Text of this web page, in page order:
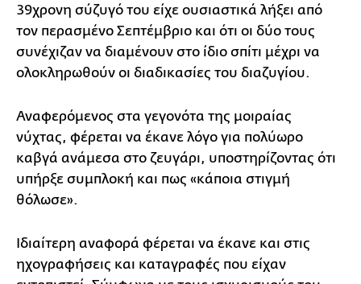
39χρονη σύζυγό του είχε ουσιαστικά λήξει από
τον περασμένο Σεπτέμβριο και ότι οι δύο τους
συνέχιζαν να διαμένουν στο ίδιο σπίτι μέχρι να
ολοκληρωθούν οι διαδικασίες του διαζυγίου.
Αναφερόμενος στα γεγονότα της μοιραίας
νύχτας, φέρεται να έκανε λόγο για πολύωρο
καβγά ανάμεσα στο ζευγάρι, υποστηρίζοντας ότι
υπήρξε συμπλοκή και πως «κάποια στιγμή
θόλωσε».
Ιδιαίτερη αναφορά φέρεται να έκανε και στις
ηχογραφήσεις και καταγραφές που είχαν